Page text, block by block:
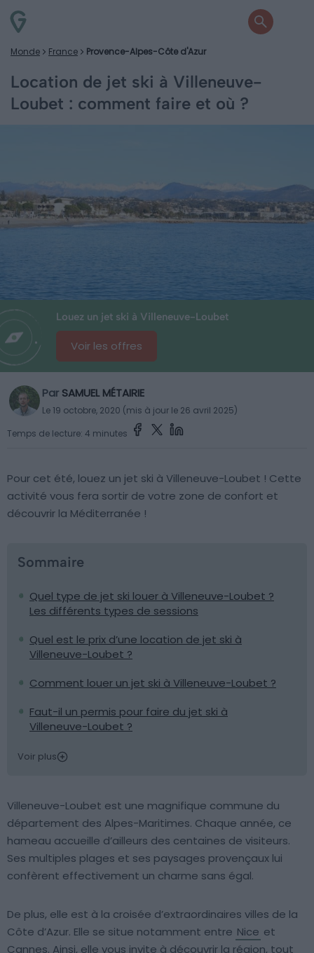
Monde France Provence-Alpes-Côte d'Azur
Location de jet ski à Villeneuve-
Loubet : comment faire et où ?
Louez un jet ski à Villeneuve-Loubet
Voir les offres
Par SAMUEL MÉTAIRIE
Le 19 octobre, 2020 (mis à jour le 26 avril 2025)
Temps de lecture: 4 minutes
Pour cet été, louez un jet ski à Villeneuve-Loubet ! Cette
activité vous fera sortir de votre zone de confort et
découvrir la Méditerranée !
Sommaire
Quel type de jet ski louer à Villeneuve-Loubet ?
Les différents types de sessions
Quel est le prix d’une location de jet ski à
Villeneuve-Loubet ?
Comment louer un jet ski à Villeneuve-Loubet ?
Faut-il un permis pour faire du jet ski à
Villeneuve-Loubet ?
Voir plus
Villeneuve-Loubet est une magnifique commune du
département des Alpes-Maritimes. Chaque année, ce
hameau accueille d’ailleurs des centaines de visiteurs.
Ses multiples plages et ses paysages provençaux lui
confèrent effectivement un charme sans égal.
De plus, elle est à la croisée d’extraordinaires villes de la
Côte d’Azur. Elle se situe notamment entre Nice et
Cannes. Ainsi, elle vous invite à découvrir la région, tout